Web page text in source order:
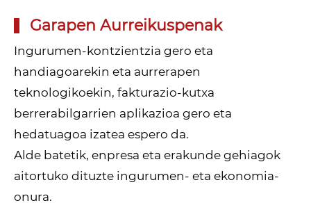
Garapen Aurreikuspenak
Ingurumen-kontzientzia gero eta
handiagoarekin eta aurrerapen
teknologikoekin, fakturazio-kutxa
berrerabilgarrien aplikazioa gero eta
hedatuagoa izatea espero da.
Alde batetik, enpresa eta erakunde gehiagok
aitortuko dituzte ingurumen- eta ekonomia-
onura.